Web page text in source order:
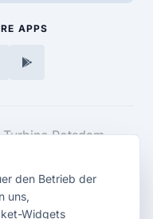
APPS
den Betrieb der
uns,
Widgets